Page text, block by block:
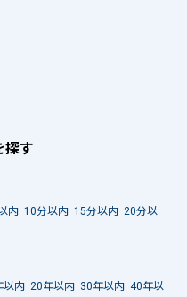
探す
内 10分以内 15分以内 20分以
以内 20年以内 30年以内 40年以